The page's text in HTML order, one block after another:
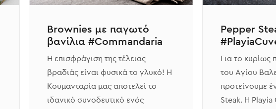
Brownies με παγωτό
βανίλια #Commandaria
Η επισφράγιση της τέλειας
βραδιάς είναι φυσικά το γλυκό! Η
Κουμανταρία μας αποτελεί το
ιδανικό συνοδευτικό ενός
Pepper
Για το κυρίως
του Αγίου
προτείνουμε
Steak. Η Playia